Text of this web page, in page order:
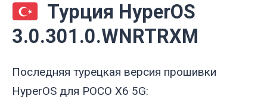
Турция HyperOS
3.0.301.0.WNRTRXM
Последняя турецкая версия прошивки
HyperOS для POCO X6 5G: